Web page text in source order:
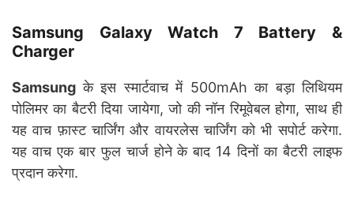
Samsung Galaxy Watch 7 Battery &
Charger
Samsungके इस स्मार्टवाच में 500mAh का बड़ा लिथियम
पोलिमर का बैटरी दिया जायेगा, जो की नॉन रिमूवेबल होगा, साथ ही
यह वाच फ़ास्ट चार्जिंग और वायरलेस चार्जिंग को भी सपोर्ट करेगा.
यह वाच एक बार फुल चार्ज होने के बाद 14 दिनों का बैटरी लाइफ
प्रदान करेगा.